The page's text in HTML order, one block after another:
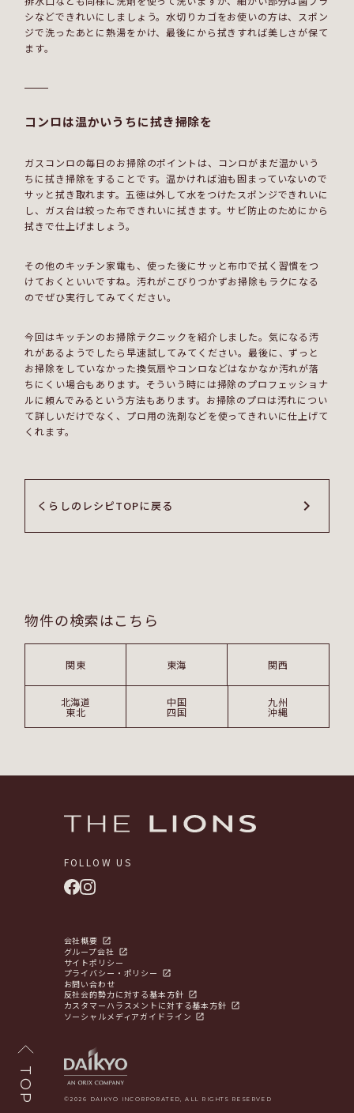
シなどできれいにしましょう。水切りカゴをお使いの方は、スポン
ジで洗ったあとに熱湯をかけ、最後にから拭きすれば美しさが保て
ます。
コンロは温かいうちに拭き掃除を
ガスコンロの毎日のお掃除のポイントは、コンロがまだ温かいう
ちに拭き掃除をすることです。温かければ油も固まっていないので
サッと拭き取れます。五徳は外して水をつけたスポンジできれいに
し、ガス台は絞った布できれいに拭きます。サビ防止のためにから
拭きで仕上げましょう。
その他のキッチン家電も、使った後にサッと布巾で拭く習慣をつ
けておくといいですね。汚れがこびりつかずお掃除もラクになる
のでぜひ実行してみてください。
今回はキッチンのお掃除テクニックを紹介しました。気になる汚
れがあるようでしたら早速試してみてください。最後に、ずっと
お掃除をしていなかった換気扇やコンロなどはなかなか汚れが落
ちにくい場合もあります。そういう時には掃除のプロフェッショナ
ルに頼んでみるという方法もあります。お掃除のプロは汚れについ
て詳しいだけでなく、プロ用の洗剤などを使ってきれいに仕上げて
くれます。
くらしのレシピTOPに戻る
物件の検索はこちら
関東 東海 関西
北海道
東北
中国
四国
九州
沖縄
TOP
FOLLOW US
会社概要
グループ会社
サイトポリシー
プライバシー・ポリシー
お問い合わせ
反社会的勢力に対する基本方針
カスタマーハラスメントに対する基本方針
ソーシャルメディアガイドライン
©2026 DAIKYO INCORPORATED, ALL RIGHTS RESERVED